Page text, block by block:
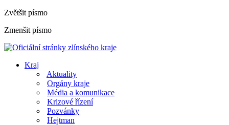
Zvětšit písmo
Zmenšit písmo
Kraj
Aktuality
Orgány kraje
Média a komunikace
Krizové řízení
Pozvánky
Hejtman